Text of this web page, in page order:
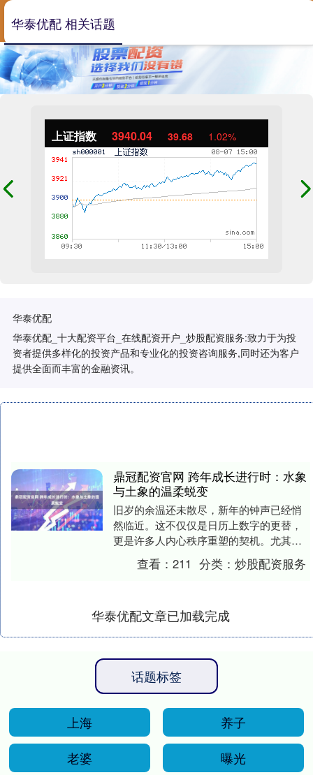
上证指数 3940.04 39.68 1.02%
华泰优配
华泰优配_十大配资平台_在线配资开户_炒股配资服务:致力于为投
资者提供多样化的投资产品和专业化的投资咨询服务,同时还为客户
提供全面而丰富的金融资讯。
华泰优配 相关话题
鼎冠配资官网 跨年成长进行时：水象
与土象的温柔蜕变
旧岁的余温还未散尽，新年的钟声已经悄
然临近。这不仅仅是日历上数字的更替，
更是许多人内心秩序重塑的契机。尤其对
于那些被星座特质深深影响的人来说，跨
年之际，往往也是....
查看：211 分类：炒股配资服务
华泰优配文章已加载完成
话题标签
上海
养子
老婆
曝光